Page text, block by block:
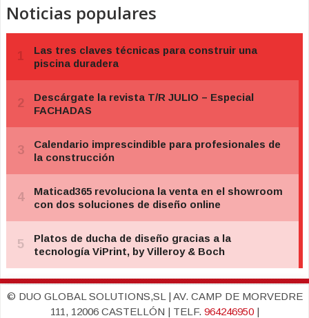
Noticias populares
© DUO GLOBAL SOLUTIONS,SL | AV. CAMP DE MORVEDRE
111, 12006 CASTELLÓN | TELF. 964246950|